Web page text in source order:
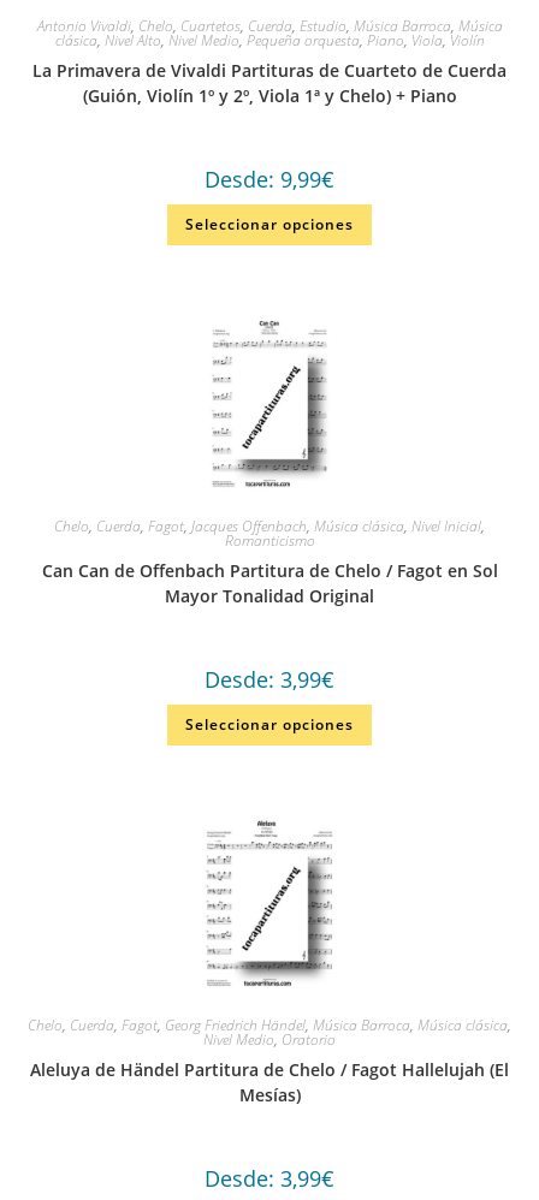
Antonio Vivaldi, Chelo, Cuartetos, Cuerda, Estudio, Música Barroca, Música
clásica, Nivel Alto, Nivel Medio, Pequeña orquesta, Piano, Viola, Violín
La Primavera de Vivaldi Partituras de Cuarteto de Cuerda
(Guión, Violín 1º y 2º, Viola 1ª y Chelo) + Piano
Desde: 9,99€
Seleccionar opciones
Chelo, Cuerda, Fagot, Jacques Offenbach, Música clásica, Nivel Inicial,
Romanticismo
Can Can de Offenbach Partitura de Chelo / Fagot en Sol
Mayor Tonalidad Original
Desde: 3,99€
Seleccionar opciones
Chelo, Cuerda, Fagot, Georg Friedrich Händel, Música Barroca, Música clásica,
Nivel Medio, Oratorio
Aleluya de Händel Partitura de Chelo / Fagot Hallelujah (El
Mesías)
Desde: 3,99€